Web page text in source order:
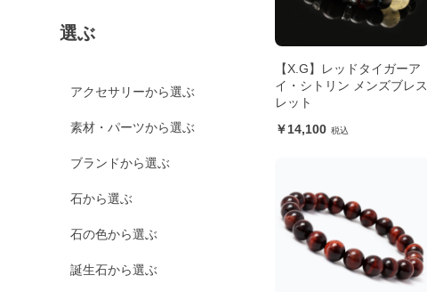
選ぶ
アクセサリーから選ぶ
素材・パーツから選ぶ
ブランドから選ぶ
石から選ぶ
石の色から選ぶ
誕生石から選ぶ
【X.G】レッドタイガーア
イ・シトリン メンズブレス
レット
14,100